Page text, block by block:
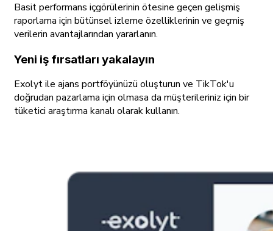
Basit performans içgörülerinin ötesine geçen gelişmiş
raporlama için bütünsel izleme özelliklerinin ve geçmiş
verilerin avantajlarından yararlanın.
Yeni iş fırsatları yakalayın
Exolyt ile ajans portföyünüzü oluşturun ve TikTok'u
doğrudan pazarlama için olmasa da müşterileriniz için bir
tüketici araştırma kanalı olarak kullanın.